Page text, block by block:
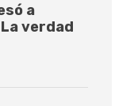
a
verdad